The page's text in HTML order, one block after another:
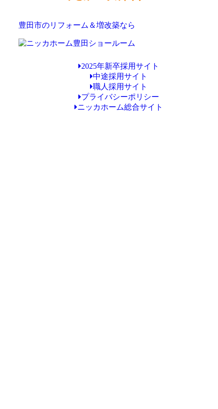
豊田市のリフォーム＆増改築なら
2025年新卒採用サイト
中途採用サイト
職人採用サイト
プライバシーポリシー
ニッカホーム総合サイト